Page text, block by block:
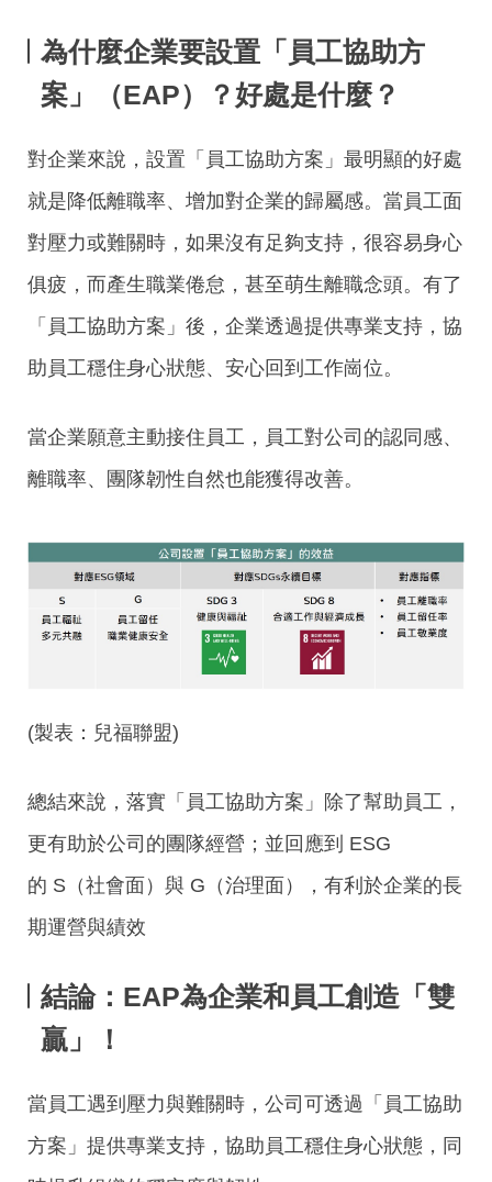
為什麼企業要設置「員工協助方
案」
（EAP） ？好處是什麼？
對企業來說，設置「員工協助方案」最明顯的好處
就是降低離職率、增加對企業的歸屬感。當員工面
對壓力或難關時，如果沒有足夠支持，很容易身心
俱疲，而產生職業倦怠，甚至萌生離職念頭。有了
「員工協助方案」後，企業透過提供專業支持，協
助員工穩住身心狀態、安心回到工作崗位。
當企業願意主動接住員工，員工對公司的認同感、
離職率、團隊韌性自然也能獲得改善。
(製表：兒福聯盟)
總結來說，落實「員工協助方案」除了幫助員工，
更有助於公司的團隊經營；並回應到 ESG
的 S（社會面）與 G（治理面）， 有利於企業的長
期運營與績效
結論： EAP為企業和員工創造「雙
贏」！
當員工遇到壓力與難關時，公司可透過「員工協助
方案」提供專業支持，協助員工穩住身心狀態，同